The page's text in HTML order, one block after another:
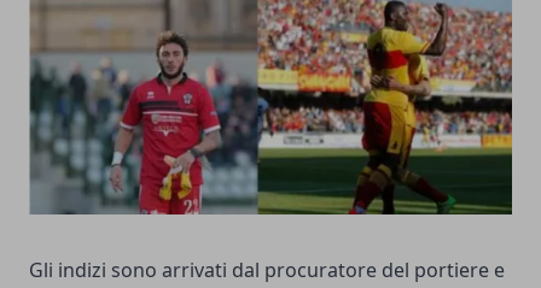
Gli indizi sono arrivati dal procuratore del portiere e